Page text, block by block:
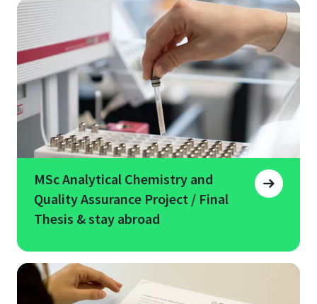
MSc Analytical Chemistry and
Quality Assurance Project / Final
Thesis & stay abroad